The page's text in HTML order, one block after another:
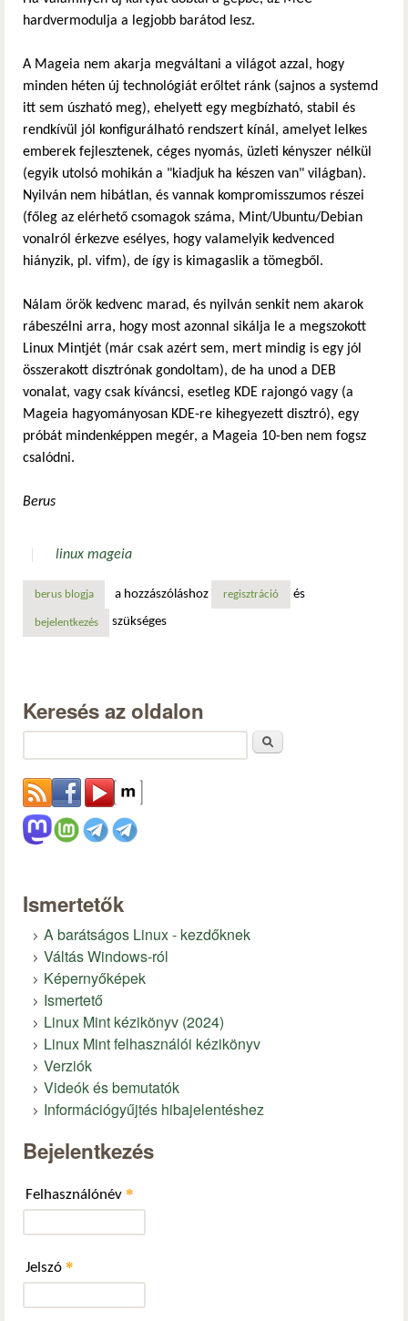
hardvermodulja a legjobb barátod lesz.
A Mageia nem akarja megváltani a világot azzal, hogy
minden héten új technológiát erőltet ránk (sajnos a systemd
itt sem úszható meg), ehelyett egy megbízható, stabil és
rendkívül jól konfigurálható rendszert kínál, amelyet lelkes
emberek fejlesztenek, céges nyomás, üzleti kényszer nélkül
(egyik utolsó mohikán a "kiadjuk ha készen van" világban).
Nyilván nem hibátlan, és vannak kompromisszumos részei
(főleg az elérhető csomagok száma, Mint/Ubuntu/Debian
vonalról érkezve esélyes, hogy valamelyik kedvenced
hiányzik, pl. vifm), de így is kimagaslik a tömegből.
Nálam örök kedvenc marad, és nyilván senkit nem akarok
rábeszélni arra, hogy most azonnal sikálja le a megszokott
Linux Mintjét (már csak azért sem, mert mindig is egy jól
összerakott disztrónak gondoltam), de ha unod a DEB
vonalat, vagy csak kíváncsi, esetleg KDE rajongó vagy (a
Mageia hagyományosan KDE-re kihegyezett disztró), egy
próbát mindenképpen megér, a Mageia 10-ben nem fogsz
csalódni.
Berus
linux mageia
berus blogja a hozzászóláshoz regisztráció és
bejelentkezés szükséges
Keresés az oldalon
Ismertetők
A barátságos Linux - kezdőknek
Váltás Windows-ról
Képernyőképek
Ismertető
Linux Mint kézikönyv (2024)
Linux Mint felhasználói kézikönyv
Verziók
Videók és bemutatók
Információgyűjtés hibajelentéshez
Bejelentkezés
Felhasználónév *
Jelszó *